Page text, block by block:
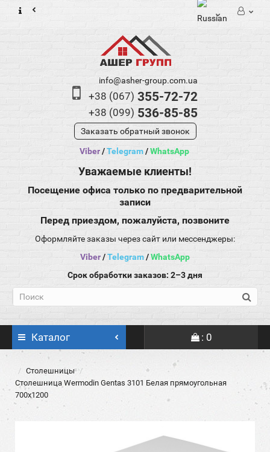
info@asher-group.com.ua
+38 (067) 355-72-72
+38 (099) 536-85-85
Заказать обратный звонок
Viber/Telegram/WhatsApp
Уважаемые клиенты!
Посещение офиса только по предварительной
записи
Перед приездом, пожалуйста, позвоните
Оформляйте заказы через сайт или мессенджеры:
Viber/Telegram/WhatsApp
Срок обработки заказов: 2–3 дня
Каталог : 0
Столешницы
Столешница Wermodin Gentas 3101 Белая прямоугольная
700x1200